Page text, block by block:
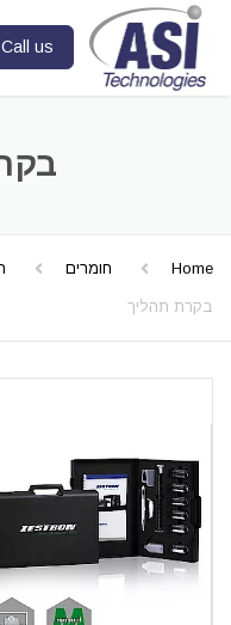
Call us
Home חומרים
בקרת תהליך